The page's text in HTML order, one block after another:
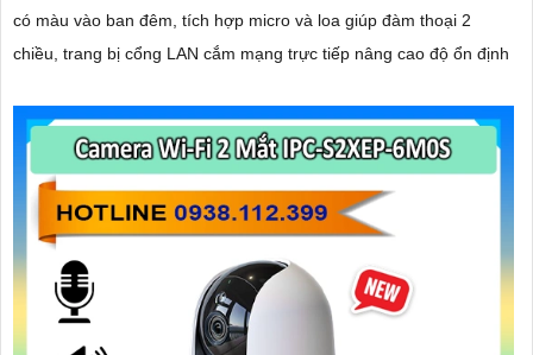
có màu vào ban đêm, tích hợp micro và loa giúp đàm thoại 2
chiều, trang bị cổng LAN cắm mạng trực tiếp nâng cao độ ổn định